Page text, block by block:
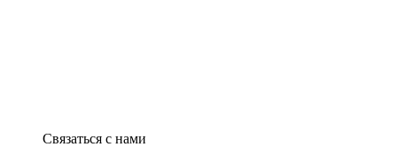
Связаться с нами